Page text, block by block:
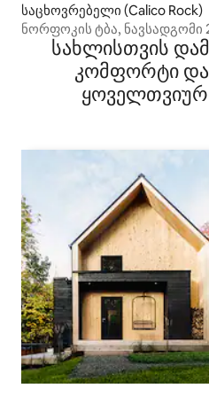
საცხოვრებელი (Calico Rock)
ნორფოკის ტბა, ნავსადგომი
კაიაკებისახლისთვის
კომფორტი და